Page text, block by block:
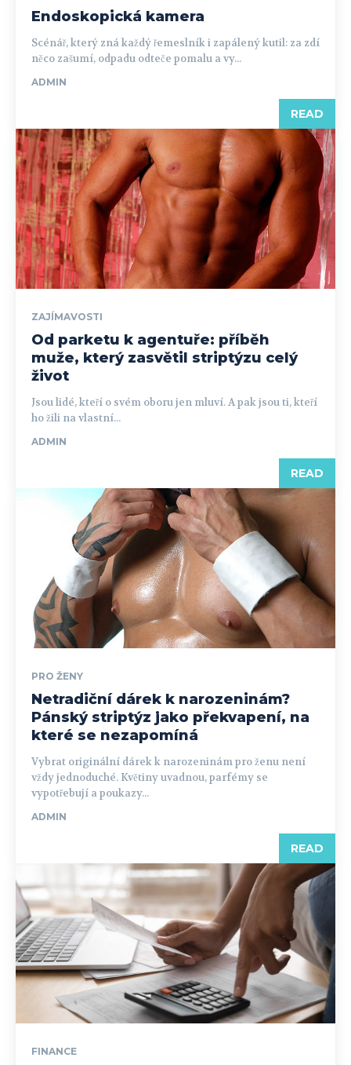
Endoskopická kamera
Scénář, který zná každý řemeslník i zapálený kutil: za zdí
něco zašumí, odpadu odteče pomalu a vy...
ADMIN
READ
ZAJÍMAVOSTI
Od parketu k agentuře: příběh
muže, který zasvětil striptýzu celý
život
Jsou lidé, kteří o svém oboru jen mluví. A pak jsou ti, kteří
ho žili na vlastní...
ADMIN
READ
PRO ŽENY
Netradiční dárek k narozeninám?
Pánský striptýz jako překvapení, na
které se nezapomíná
Vybrat originální dárek k narozeninám pro ženu není
vždy jednoduché. Květiny uvadnou, parfémy se
vypotřebují a poukazy...
ADMIN
READ
FINANCE